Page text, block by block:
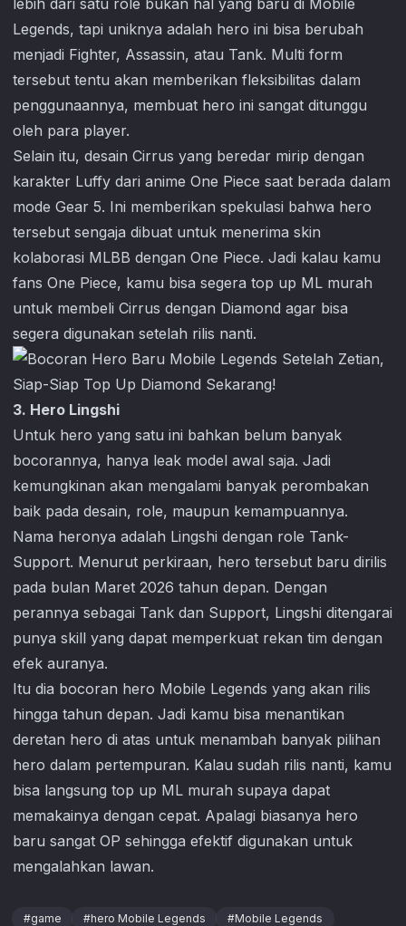
lebih dari satu role bukan hal yang baru di Mobile
Legends, tapi uniknya adalah hero ini bisa berubah
menjadi Fighter, Assassin, atau Tank. Multi form
tersebut tentu akan memberikan fleksibilitas dalam
penggunaannya, membuat hero ini sangat ditunggu
oleh para player.
Selain itu, desain Cirrus yang beredar mirip dengan
karakter Luffy dari anime One Piece saat berada dalam
mode Gear 5. Ini memberikan spekulasi bahwa hero
tersebut sengaja dibuat untuk menerima skin
kolaborasi MLBB dengan One Piece. Jadi kalau kamu
fans One Piece, kamu bisa segera top up ML murah
untuk membeli Cirrus dengan Diamond agar bisa
segera digunakan setelah rilis nanti.
3. Hero Lingshi
Untuk hero yang satu ini bahkan belum banyak
bocorannya, hanya leak model awal saja. Jadi
kemungkinan akan mengalami banyak perombakan
baik pada desain, role, maupun kemampuannya.
Nama heronya adalah Lingshi dengan role Tank-
Support. Menurut perkiraan, hero tersebut baru dirilis
pada bulan Maret 2026 tahun depan. Dengan
perannya sebagai Tank dan Support, Lingshi ditengarai
punya skill yang dapat memperkuat rekan tim dengan
efek auranya.
Itu dia bocoran hero Mobile Legends yang akan rilis
hingga tahun depan. Jadi kamu bisa menantikan
deretan hero di atas untuk menambah banyak pilihan
hero dalam pertempuran. Kalau sudah rilis nanti, kamu
bisa langsung top up ML murah supaya dapat
memakainya dengan cepat. Apalagi biasanya hero
baru sangat OP sehingga efektif digunakan untuk
mengalahkan lawan.
#game #hero Mobile Legends #Mobile Legends